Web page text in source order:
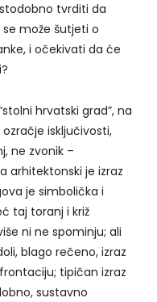
tvrditi da
može šutjeti o
i očekivati da će
hrvatski grad”, na
isključivosti,
ne zvonik –
arhitektonski je izraz
je simbolička i
taj toranj i križ
ni ne spominju; ali
blago rečeno, izraz
tipičan izraz
sustavno